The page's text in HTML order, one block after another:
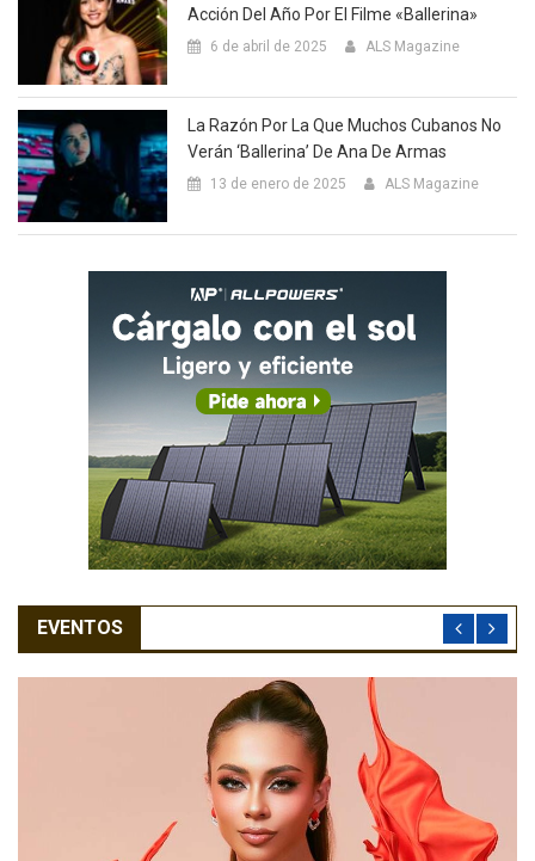
Acción Del Año Por El Filme «Ballerina»
6 de abril de 2025 ALS Magazine
La Razón Por La Que Muchos Cubanos No
Verán ‘Ballerina’ De Ana De Armas
13 de enero de 2025 ALS Magazine
EVENTOS